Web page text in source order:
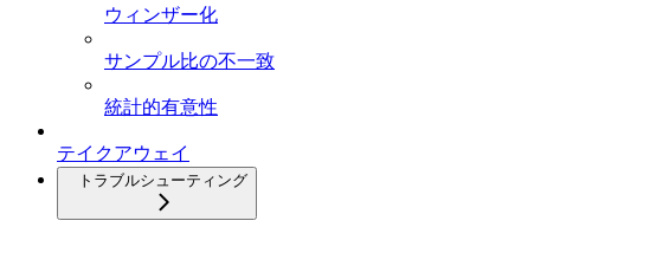
ウィンザー化
サンプル比の不一致
統計的有意性
テイクアウェイ
トラブルシューティング